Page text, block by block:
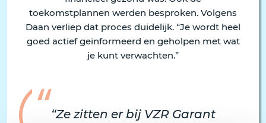
toekomstplannen werden besproken. Volgens
Daan verliep dat proces duidelijk. “Je wordt heel
goed actief geïnformeerd en geholpen met wat
je kunt verwachten.”
“Ze zitten er bij VZR Garant